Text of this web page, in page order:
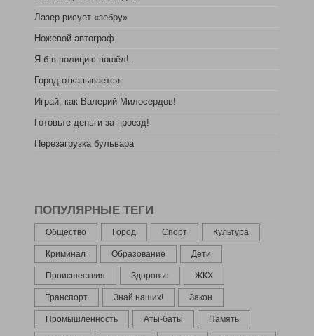
Лазер рисует «зебру»
Ножевой автограф
Я б в полицию пошёл!..
Город откапывается
Играй, как Валерий Милосердов!
Готовьте деньги за проезд!
Перезагрузка бульвара
ПОПУЛЯРНЫЕ ТЕГИ
Общество Город Спорт Культура
Криминал Образование Дети
Происшествия Здоровье ЖКХ
Транспорт Знай наших! Закон
Промышленность Аты-баты Память